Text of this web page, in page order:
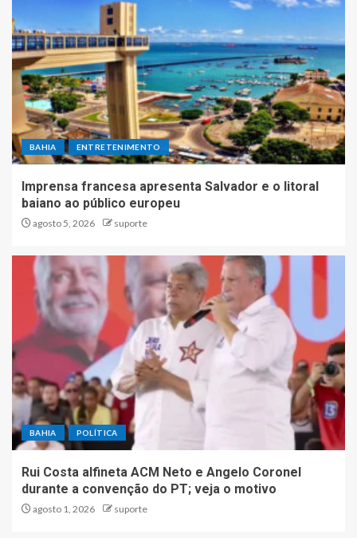
BAHIA ENTRETENIMENTO
Imprensa francesa apresenta Salvador e o litoral
baiano ao público europeu
agosto 5, 2026 suporte
BAHIA POLÍTICA
Rui Costa alfineta ACM Neto e Angelo Coronel
durante a convenção do PT; veja o motivo
agosto 1, 2026 suporte